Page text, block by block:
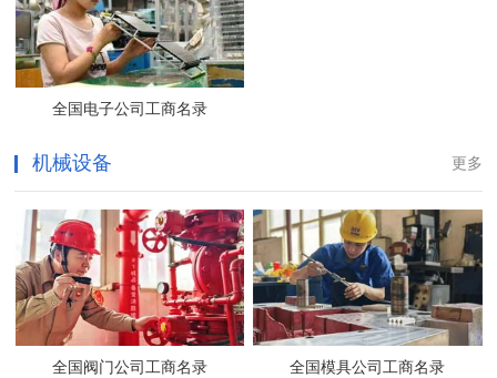
全国电子公司工商名录
更多
机械设备
全国阀门公司工商名录 全国模具公司工商名录